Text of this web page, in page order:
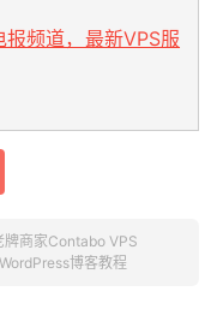
频道，最新VPS服
牌商家Contabo VPS
博客教程